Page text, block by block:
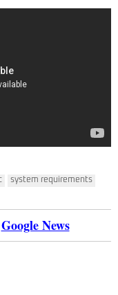
system requirements
Google News